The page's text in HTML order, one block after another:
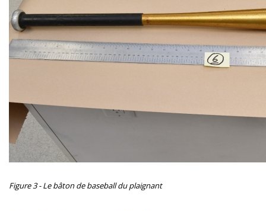
Figure 3 - Le bâton de baseball du plaignant